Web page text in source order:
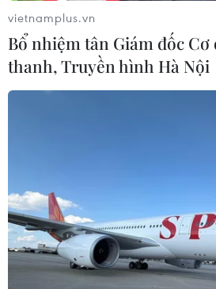
huyện Mường Lát, Thanh Hóa tử
vùi lấp trong lúc vận động đưa
Hộc ra khỏi vùng nguy hiểm.
vietnamplus.vn
Bổ nhiệm tân Giám đốc Cơ
thanh, Truyền hình Hà Nội